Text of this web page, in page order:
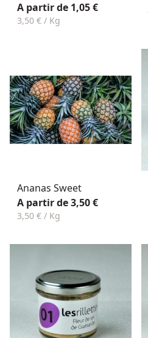
A partir de 1,05 €
3,50 € / Kg
Ananas Sweet
A partir de 3,50 €
3,50 € / Kg